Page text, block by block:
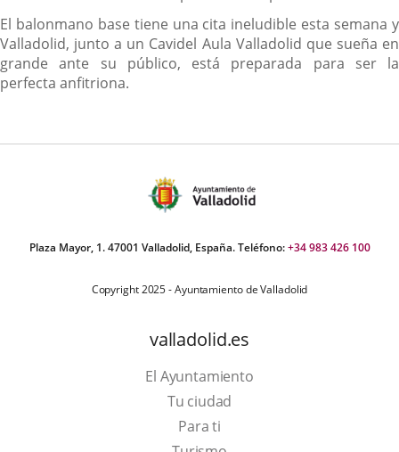
El balonmano base tiene una cita ineludible esta semana y
Valladolid, junto a un Cavidel Aula Valladolid que sueña en
grande ante su público, está preparada para ser la
perfecta anfitriona.
Plaza Mayor, 1. 47001 Valladolid, España. Teléfono:+34 983 426 100
Copyright 2025 - Ayuntamiento de Valladolid
valladolid.es
El Ayuntamiento
Tu ciudad
Para ti